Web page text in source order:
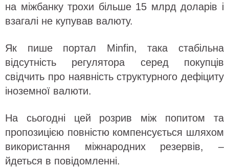
на міжбанку трохи більше 15 млрд доларів і
взагалі не купував валюту.
Як пише портал Minfin, така стабільна
відсутність регулятора серед покупців
свідчить про наявність структурного дефіциту
іноземної валюти.
На сьогодні цей розрив між попитом та
пропозицією повністю компенсується шляхом
використання міжнародних резервів, –
йдеться в повідомленні.